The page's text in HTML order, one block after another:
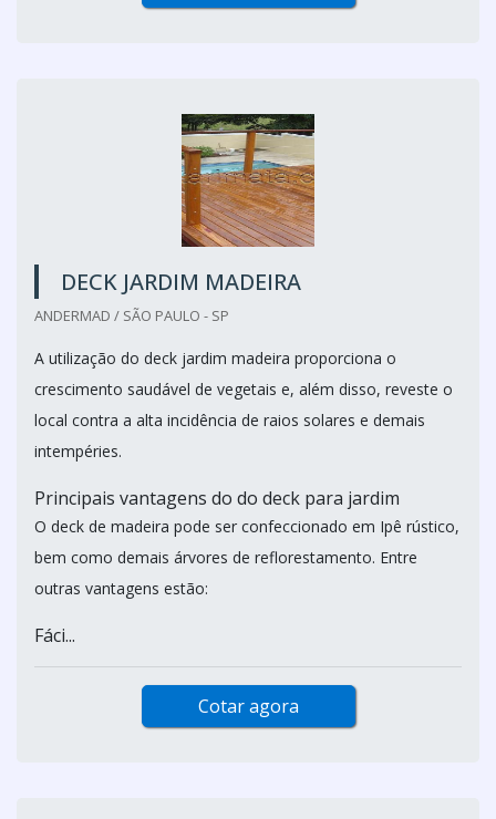
DECK JARDIM MADEIRA
ANDERMAD / SÃO PAULO - SP
A utilização do deck jardim madeira proporciona o
crescimento saudável de vegetais e, além disso, reveste o
local contra a alta incidência de raios solares e demais
intempéries.
Principais vantagens do do deck para jardim
O deck de madeira pode ser confeccionado em Ipê rústico,
bem como demais árvores de reflorestamento. Entre
outras vantagens estão:
Fáci...
Cotar agora